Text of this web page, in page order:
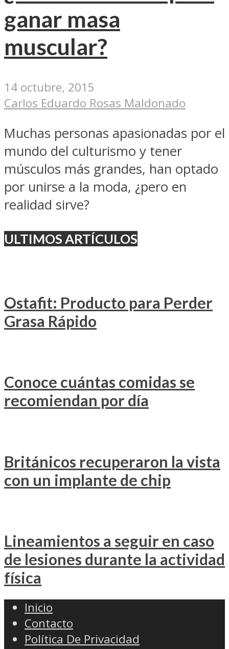
ganar masa
muscular?
14 octubre, 2015
Carlos Eduardo Rosas Maldonado
Muchas personas apasionadas por el
mundo del culturismo y tener
músculos más grandes, han optado
por unirse a la moda, ¿pero en
realidad sirve?
ULTIMOS ARTÍCULOS
Ostafit: Producto para Perder
Grasa Rápido
Conoce cuántas comidas se
recomiendan por día
Británicos recuperaron la vista
con un implante de chip
Lineamientos a seguir en caso
de lesiones durante la actividad
física
Inicio
Contacto
Política De Privacidad